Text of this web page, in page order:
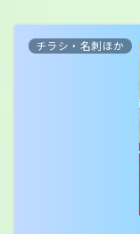
チラシ・名刺ほか